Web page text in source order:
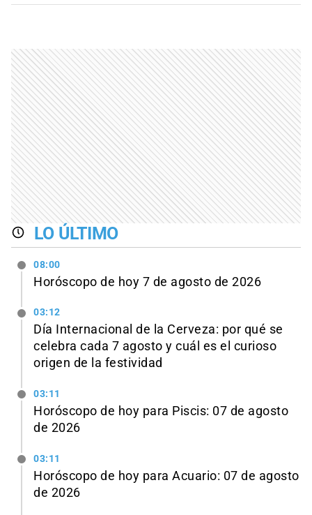
LO ÚLTIMO
08:00
Horóscopo de hoy 7 de agosto de 2026
03:12
Día Internacional de la Cerveza: por qué se
celebra cada 7 agosto y cuál es el curioso
origen de la festividad
03:11
Horóscopo de hoy para Piscis: 07 de agosto
de 2026
03:11
Horóscopo de hoy para Acuario: 07 de agosto
de 2026